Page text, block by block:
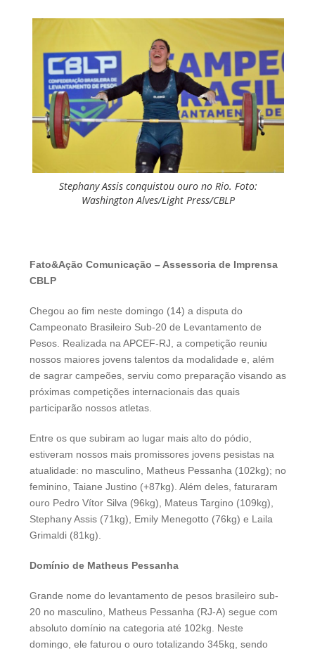
Stephany Assis conquistou ouro no Rio. Foto:
Washington Alves/Light Press/CBLP
Fato&Ação Comunicação – Assessoria de Imprensa
CBLP
Chegou ao fim neste domingo (14) a disputa do
Campeonato Brasileiro Sub-20 de Levantamento de
Pesos. Realizada na APCEF-RJ, a competição reuniu
nossos maiores jovens talentos da modalidade e, além
de sagrar campeões, serviu como preparação visando as
próximas competições internacionais das quais
participarão nossos atletas.
Entre os que subiram ao lugar mais alto do pódio,
estiveram nossos mais promissores jovens pesistas na
atualidade: no masculino, Matheus Pessanha (102kg); no
feminino, Taiane Justino (+87kg). Além deles, faturaram
ouro Pedro Vítor Silva (96kg), Mateus Targino (109kg),
Stephany Assis (71kg), Emily Menegotto (76kg) e Laila
Grimaldi (81kg).
Domínio de Matheus Pessanha
Grande nome do levantamento de pesos brasileiro sub-
20 no masculino, Matheus Pessanha (RJ-A) segue com
absoluto domínio na categoria até 102kg. Neste
domingo, ele faturou o ouro totalizando 345kg, sendo